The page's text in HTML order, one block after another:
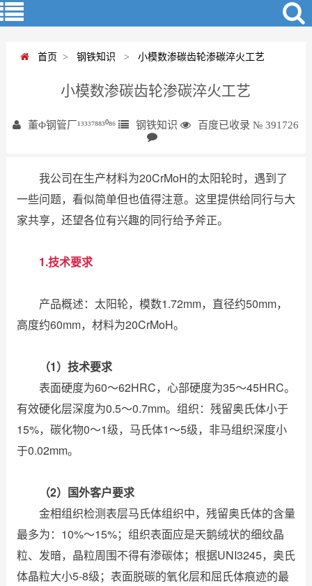
首页 > 钢铁知识 > 小模数渗碳齿轮渗碳淬火工艺
小模数渗碳齿轮渗碳淬火工艺
董Φ钢管厂¹³³³⁷⁸⁸³⁰⁸⁶ 钢铁知识 百度已收录 № 391726
我公司在生产材料为20CrMoH的太阳轮时，遇到了
一些问题，看似简单但也值得注意。这里提供给同行与大
家共享，还望各位有兴趣的同行给予斧正。
1.技术要求
产品概述：太阳轮，模数1.72mm，直径约50mm，
高度约60mm，材料为20CrMoH。
（1）技术要求
表面硬度为60～62HRC，心部硬度为35～45HRC。
有效硬化层深度为0.5～0.7mm。组织：残留奥氏体小于
15%，碳化物0～1级，马氏体1～5级，非马组织深度小
于0.02mm。
（2）国外客户要求
金相组织检测表层马氏体组织中，残留奥氏体的含量
最多为：10%～15%；组织表面应是天鹅绒状的细纹晶
粒、发暗，晶粒周围不得有渗碳体；根据UNI3245，奥氏
体晶粒大小5-8级；表面脱碳的氧化层和屈氏体痕迹的最